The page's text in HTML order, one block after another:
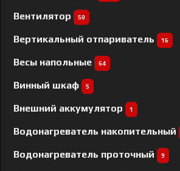
Вентилятор 50
Вертикальный отпариватель 16
Весы напольные 64
Винный шкаф 5
Внешний аккумулятор 1
Водонагреватель накопительный
Водонагреватель проточный 9